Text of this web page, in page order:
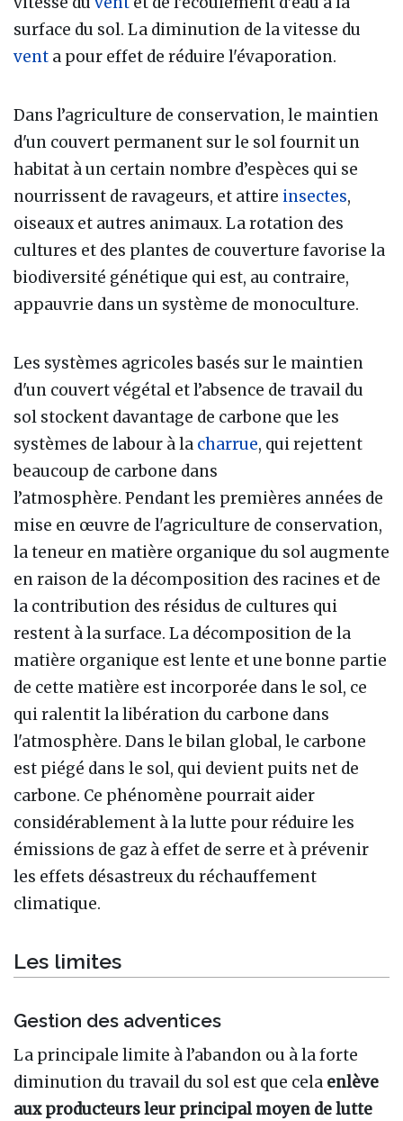
surface du sol. La diminution de la vitesse du
vent a pour effet de réduire l'évaporation.
Dans l’agriculture de conservation, le maintien
d'un couvert permanent sur le sol fournit un
habitat à un certain nombre d’espèces qui se
nourrissent de ravageurs, et attire insectes,
oiseaux et autres animaux. La rotation des
cultures et des plantes de couverture favorise la
biodiversité génétique qui est, au contraire,
appauvrie dans un système de monoculture.
Les systèmes agricoles basés sur le maintien
d'un couvert végétal et l’absence de travail du
sol stockent davantage de carbone que les
systèmes de labour à la charrue, qui rejettent
beaucoup de carbone dans
l’atmosphère. Pendant les premières années de
mise en œuvre de l'agriculture de conservation,
la teneur en matière organique du sol augmente
en raison de la décomposition des racines et de
la contribution des résidus de cultures qui
restent à la surface. La décomposition de la
matière organique est lente et une bonne partie
de cette matière est incorporée dans le sol, ce
qui ralentit la libération du carbone dans
l'atmosphère. Dans le bilan global, le carbone
est piégé dans le sol, qui devient puits net de
carbone. Ce phénomène pourrait aider
considérablement à la lutte pour réduire les
émissions de gaz à effet de serre et à prévenir
les effets désastreux du réchauffement
climatique.
Les limites
Gestion des adventices
La principale limite à l’abandon ou à la forte
diminution du travail du sol est que cela enlève
aux producteurs leur principal moyen de lutte